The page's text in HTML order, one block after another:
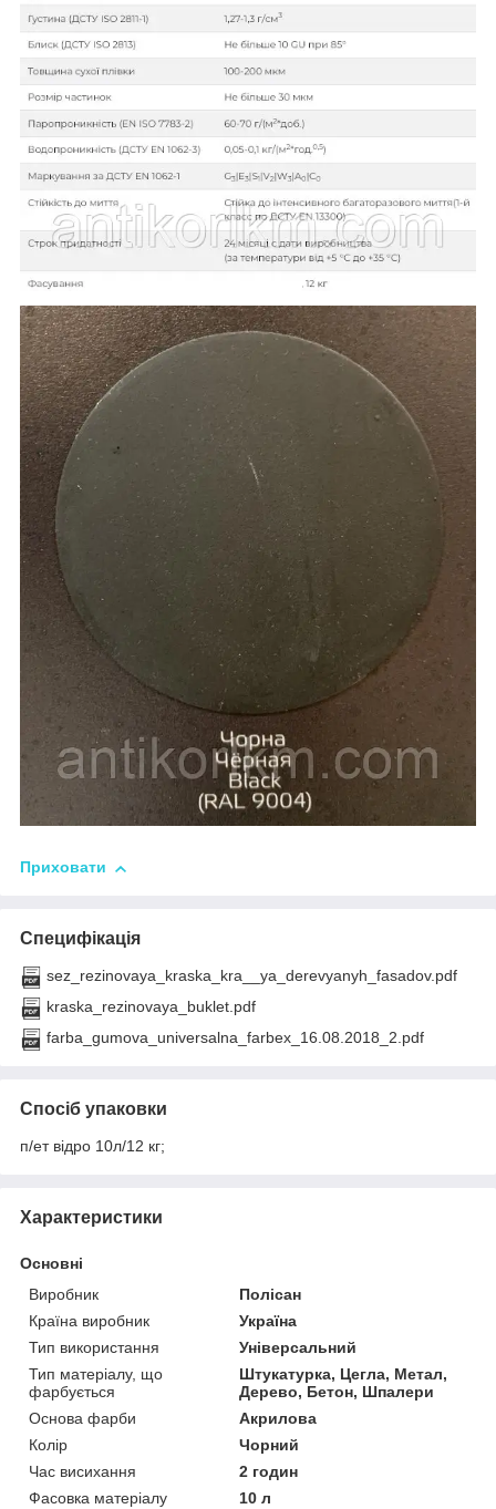
Приховати
Специфікація
sez_rezinovaya_kraska_kra__ya_derevyanyh_fasadov.pdf
kraska_rezinovaya_buklet.pdf
farba_gumova_universalna_farbex_16.08.2018_2.pdf
Спосіб упаковки
п/ет відро 10л/12 кг;
Характеристики
Основні
Виробник
Полісан
Країна виробник
Україна
Тип використання
Універсальний
Тип матеріалу, що
фарбується
Штукатурка, Цегла, Метал,
Дерево, Бетон, Шпалери
Основа фарби
Акрилова
Колір
Чорний
Час висихання
2 годин
Фасовка матеріалу
10 л